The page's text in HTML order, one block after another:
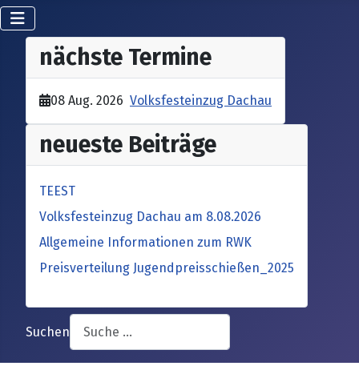
nächste Termine
08 Aug. 2026 Volksfesteinzug Dachau
neueste Beiträge
TEEST
Volksfesteinzug Dachau am 8.08.2026
Allgemeine Informationen zum RWK
Preisverteilung Jugendpreisschießen_2025
Suchen